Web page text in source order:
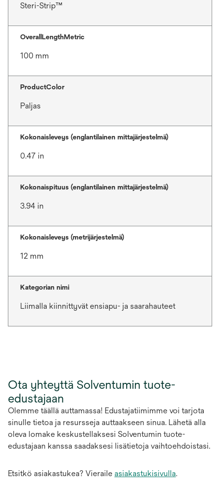
Steri-Strip™
OverallLengthMetric
100 mm
ProductColor
Paljas
Kokonaisleveys (englantilainen mittajärjestelmä)
0.47 in
Kokonaispituus (englantilainen mittajärjestelmä)
3.94 in
Kokonaisleveys (metrijärjestelmä)
12 mm
Kategorian nimi
Liimalla kiinnittyvät ensiapu- ja saarahauteet
Ota yhteyttä Solventumin tuote-
edustajaan
Olemme täällä auttamassa! Edustajatiimimme voi tarjota
sinulle tietoa ja resursseja auttaakseen sinua. Lähetä alla
oleva lomake keskustellaksesi Solventumin tuote-
edustajaan kanssa saadaksesi lisätietoja vaihtoehdoistasi.
Etsitkö asiakastukea? Vieraile asiakastukisivulla.